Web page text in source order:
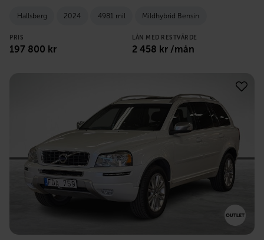
Hallsberg 2024 4981 mil Mildhybrid Bensin
PRIS
197 800 kr
LÅN MED RESTVÄRDE
2 458 kr /mån